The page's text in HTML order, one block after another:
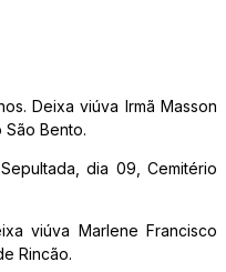
Deixa viúva Irmã Masson
São Bento.
dia 09, Cemitério
viúva Marlene Francisco
Rincão.